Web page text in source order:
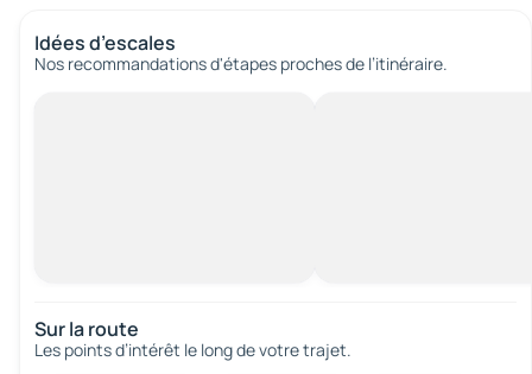
Idées d’escales
Nos recommandations d'étapes proches de l’itinéraire.
Sur la route
Les points d’intérêt le long de votre trajet.